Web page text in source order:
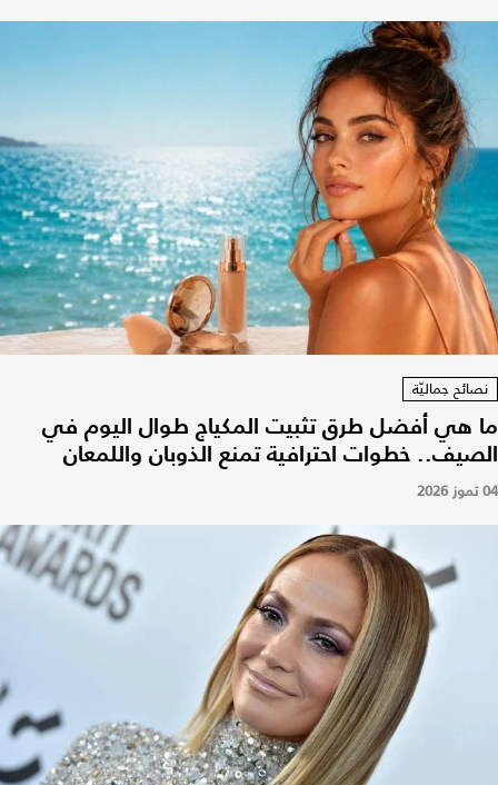
نصائح جماليّة
ما هي أفضل طرق تثبيت المكياج طوال اليوم في
الصيف.. خطوات احترافية تمنع الذوبان واللمعان
04 تموز 2026